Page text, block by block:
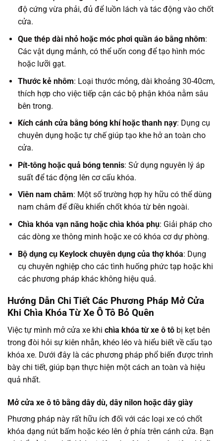
độ cứng vừa phải, đủ để luồn lách và tác động vào chốt
cửa.
Que thép dài nhỏ hoặc móc phơi quần áo bằng nhôm:
Các vật dụng mảnh, có thể uốn cong để tạo hình móc
hoặc lưỡi gạt.
Thước kẻ nhôm: Loại thước mỏng, dài khoảng 30-40cm,
thích hợp cho việc tiếp cận các bộ phận khóa nằm sâu
bên trong.
Kích cánh cửa bằng bóng khí hoặc thanh nạy: Dụng cụ
chuyên dụng hoặc tự chế giúp tạo khe hở an toàn cho
cửa.
Pít-tông hoặc quả bóng tennis: Sử dụng nguyên lý áp
suất để tác động lên cơ cấu khóa.
Viên nam châm: Một số trường hợp hy hữu có thể dùng
nam châm để điều khiển chốt khóa từ bên ngoài.
Chìa khóa vạn năng hoặc chìa khóa phụ: Giải pháp cho
các dòng xe thông minh hoặc xe có khóa cơ dự phòng.
Bộ dụng cụ Keylock chuyên dụng của thợ khóa: Dụng
cụ chuyên nghiệp cho các tình huống phức tạp hoặc khi
các phương pháp khác không hiệu quả.
Hướng Dẫn Chi Tiết Các Phương Pháp Mở Cửa
Khi Chìa Khóa Từ Xe Ô Tô Bỏ Quên
Việc tự mình mở cửa xe khi chìa khóa từ xe ô tô bị kẹt bên
trong đòi hỏi sự kiên nhẫn, khéo léo và hiểu biết về cấu tạo
khóa xe. Dưới đây là các phương pháp phổ biến được trình
bày chi tiết, giúp bạn thực hiện một cách an toàn và hiệu
quả nhất.
Mở cửa xe ô tô bằng dây dù, dây nilon hoặc dây giày
Phương pháp này rất hữu ích đối với các loại xe có chốt
khóa dạng nút bấm hoặc kéo lên ở phía trên cánh cửa. Bạn